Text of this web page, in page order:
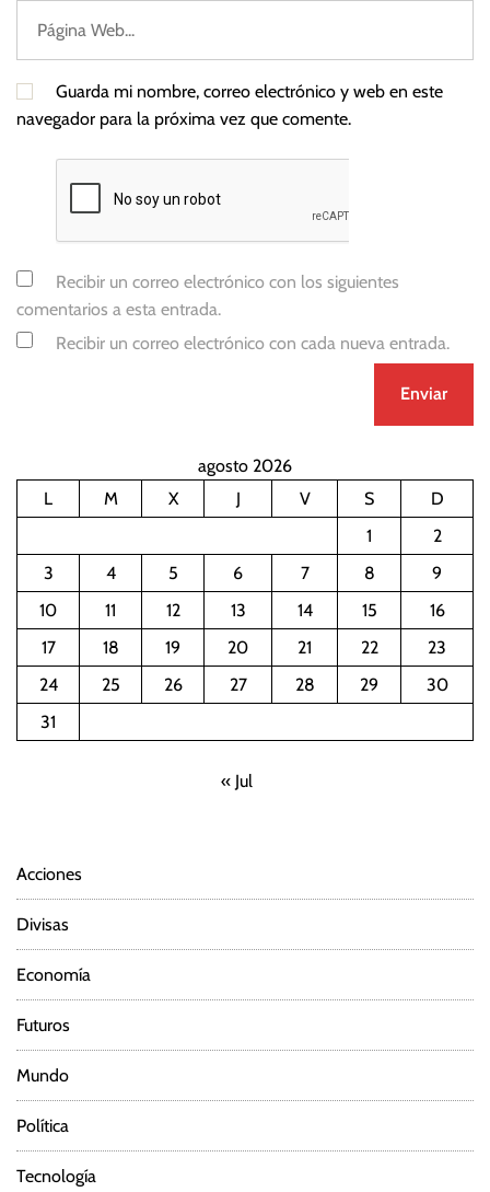
Guarda mi nombre, correo electrónico y web en este
navegador para la próxima vez que comente.
Recibir un correo electrónico con los siguientes
comentarios a esta entrada.
Recibir un correo electrónico con cada nueva entrada.
agosto 2026
L
M X J V S
D
1
2
3
4 5 6 7 8
9
10
11 12 13 14 15
16
17
18 19 20 21 22
23
24
25 26 27 28 29
30
31
« Jul
Acciones
Divisas
Economía
Futuros
Mundo
Política
Tecnología